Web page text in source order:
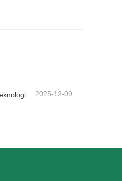
Juletræsmarkedet i 2025: Trends, teknologier og indkøbsguide til B2B-købere 2025-12-09